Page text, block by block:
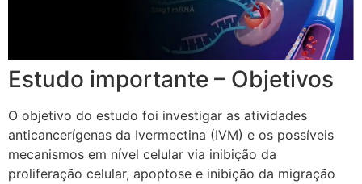
Estudo importante – Objetivos
O objetivo do estudo foi investigar as atividades
anticancerígenas da Ivermectina (IVM) e os possíveis
mecanismos em nível celular via inibição da
proliferação celular, apoptose e inibição da migração